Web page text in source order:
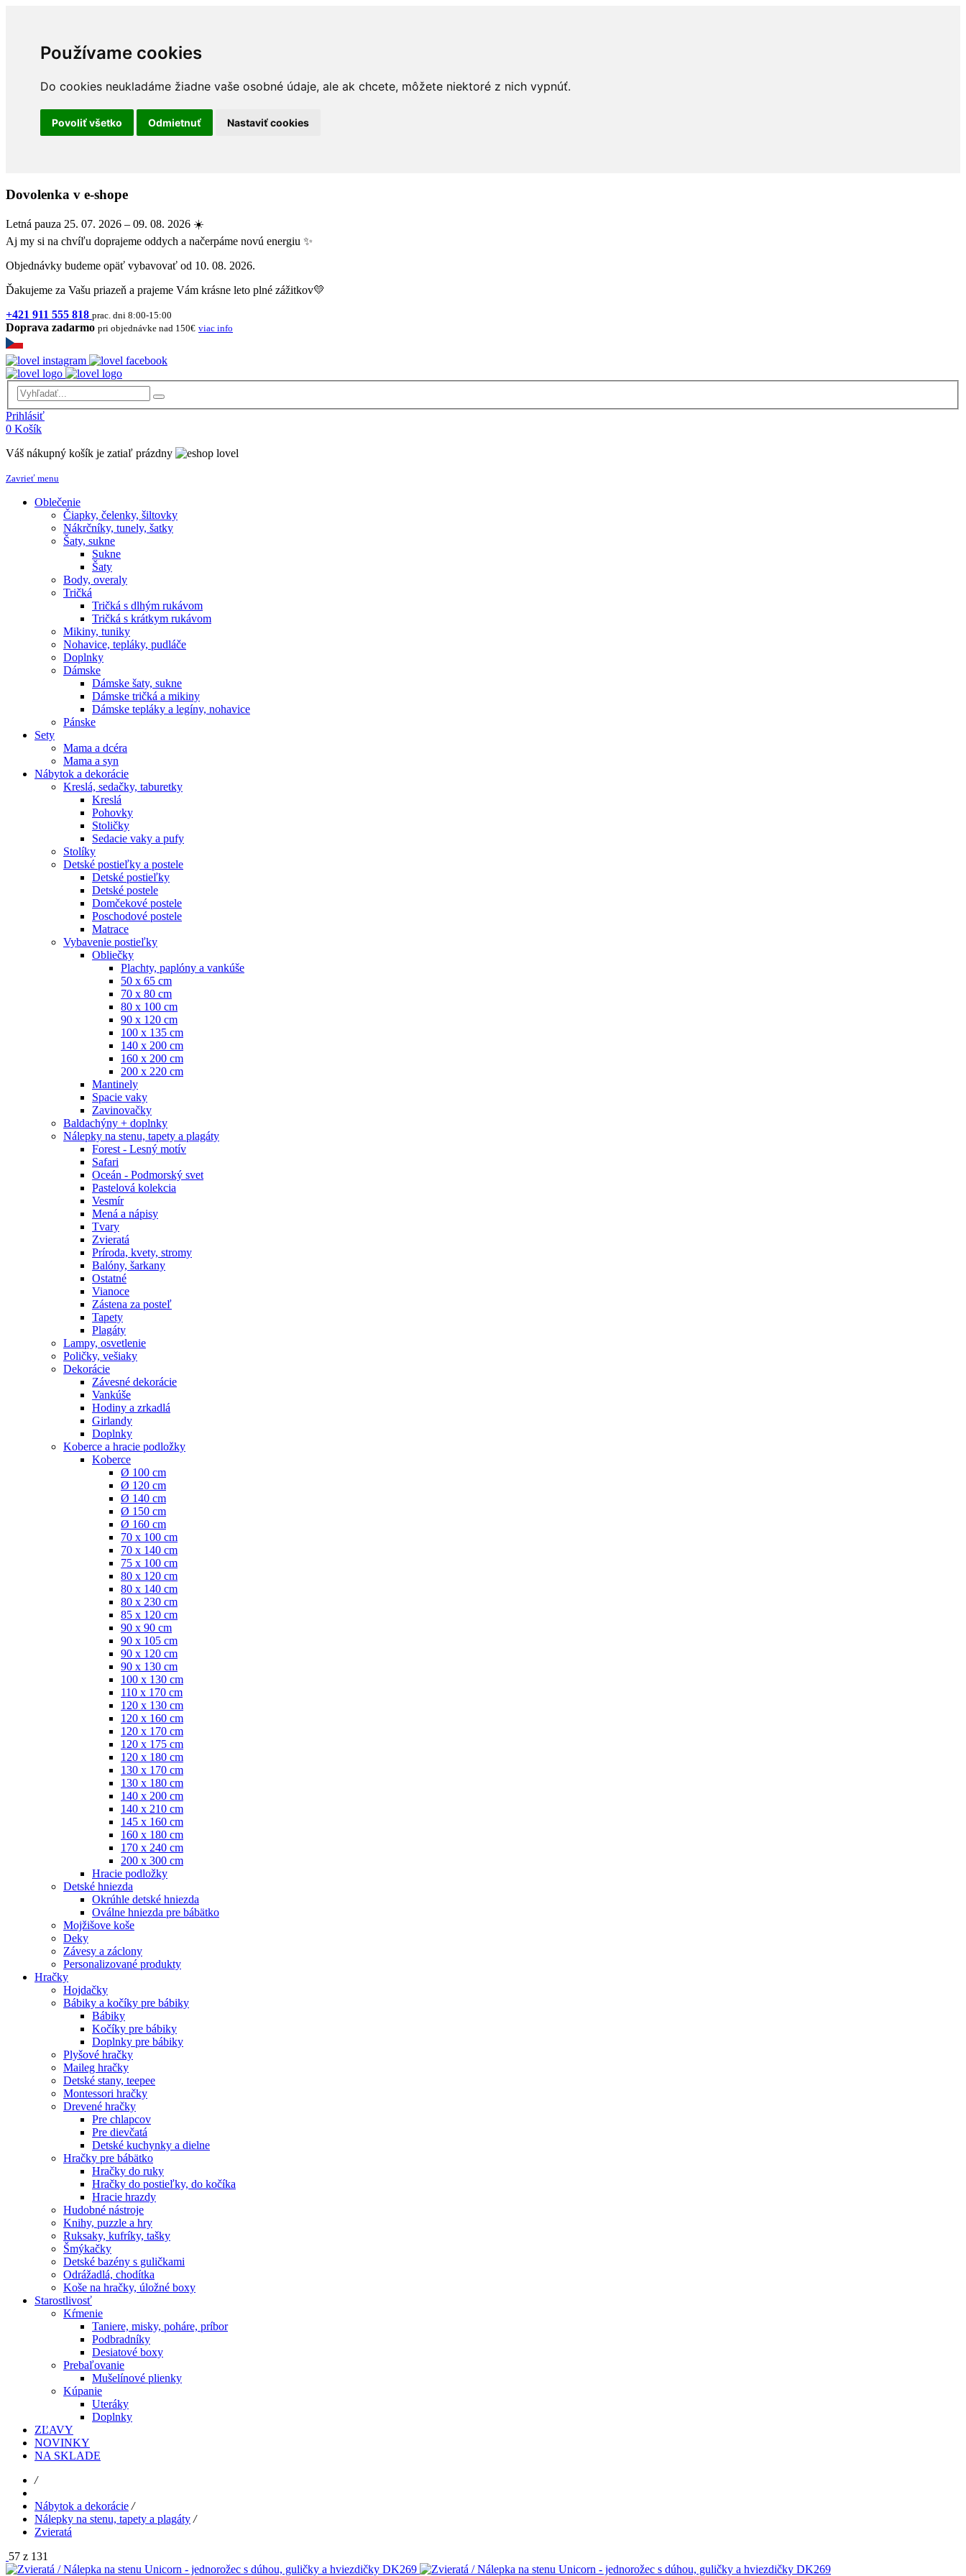
Používame cookies
Do cookies neukladáme žiadne vaše osobné údaje, ale ak chcete, môžete niektoré z nich vypnúť.
Povoliť všetko Odmietnuť Nastaviť cookies
Dovolenka v e-shope
Letná pauza 25. 07. 2026 – 09. 08. 2026 ☀️
Aj my si na chvíľu doprajeme oddych a načerpáme novú energiu ✨
Objednávky budeme opäť vybavovať od 10. 08. 2026.
Ďakujeme za Vašu priazeň a prajeme Vám krásne leto plné zážitkov💛
+421 911 555 818 prac. dni 8:00-15:00
Doprava zadarmo pri objednávke nad 150€ viac info
Prihlásiť
0 Košík
Váš nákupný košík je zatiaľ prázdny
Zavrieť menu
Oblečenie
Čiapky, čelenky, šiltovky
Nákrčníky, tunely, šatky
Šaty, sukne
Sukne
Šaty
Body, overaly
Tričká
Tričká s dlhým rukávom
Tričká s krátkym rukávom
Mikiny, tuniky
Nohavice, tepláky, pudláče
Doplnky
Dámske
Dámske šaty, sukne
Dámske tričká a mikiny
Dámske tepláky a legíny, nohavice
Pánske
Sety
Mama a dcéra
Mama a syn
Nábytok a dekorácie
Kreslá, sedačky, taburetky
Kreslá
Pohovky
Stoličky
Sedacie vaky a pufy
Stolíky
Detské postieľky a postele
Detské postieľky
Detské postele
Domčekové postele
Poschodové postele
Matrace
Vybavenie postieľky
Obliečky
Plachty, paplóny a vankúše
50 x 65 cm
70 x 80 cm
80 x 100 cm
90 x 120 cm
100 x 135 cm
140 x 200 cm
160 x 200 cm
200 x 220 cm
Mantinely
Spacie vaky
Zavinovačky
Baldachýny + doplnky
Nálepky na stenu, tapety a plagáty
Forest - Lesný motív
Safari
Oceán - Podmorský svet
Pastelová kolekcia
Vesmír
Mená a nápisy
Tvary
Zvieratá
Príroda, kvety, stromy
Balóny, šarkany
Ostatné
Vianoce
Zástena za posteľ
Tapety
Plagáty
Lampy, osvetlenie
Poličky, vešiaky
Dekorácie
Závesné dekorácie
Vankúše
Hodiny a zrkadlá
Girlandy
Doplnky
Koberce a hracie podložky
Koberce
Ø 100 cm
Ø 120 cm
Ø 140 cm
Ø 150 cm
Ø 160 cm
70 x 100 cm
70 x 140 cm
75 x 100 cm
80 x 120 cm
80 x 140 cm
80 x 230 cm
85 x 120 cm
90 x 90 cm
90 x 105 cm
90 x 120 cm
90 x 130 cm
100 x 130 cm
110 x 170 cm
120 x 130 cm
120 x 160 cm
120 x 170 cm
120 x 175 cm
120 x 180 cm
130 x 170 cm
130 x 180 cm
140 x 200 cm
140 x 210 cm
145 x 160 cm
160 x 180 cm
170 x 240 cm
200 x 300 cm
Hracie podložky
Detské hniezda
Okrúhle detské hniezda
Oválne hniezda pre bábätko
Mojžišove koše
Deky
Závesy a záclony
Personalizované produkty
Hračky
Hojdačky
Bábiky a kočíky pre bábiky
Bábiky
Kočíky pre bábiky
Doplnky pre bábiky
Plyšové hračky
Maileg hračky
Detské stany, teepee
Montessori hračky
Drevené hračky
Pre chlapcov
Pre dievčatá
Detské kuchynky a dielne
Hračky pre bábätko
Hračky do ruky
Hračky do postieľky, do kočíka
Hracie hrazdy
Hudobné nástroje
Knihy, puzzle a hry
Ruksaky, kufríky, tašky
Šmýkačky
Detské bazény s guličkami
Odrážadlá, chodítka
Koše na hračky, úložné boxy
Starostlivosť
Kŕmenie
Taniere, misky, poháre, príbor
Podbradníky
Desiatové boxy
Prebaľovanie
Mušelínové plienky
Kúpanie
Uteráky
Doplnky
ZĽAVY
NOVINKY
NA SKLADE
/
Nábytok a dekorácie /
Nálepky na stenu, tapety a plagáty /
Zvieratá
57 z 131